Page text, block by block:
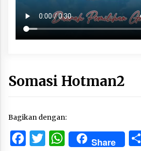
Somasi Hotman2
Bagikan dengan:
Facebook
Twitter
WhatsApp
Share